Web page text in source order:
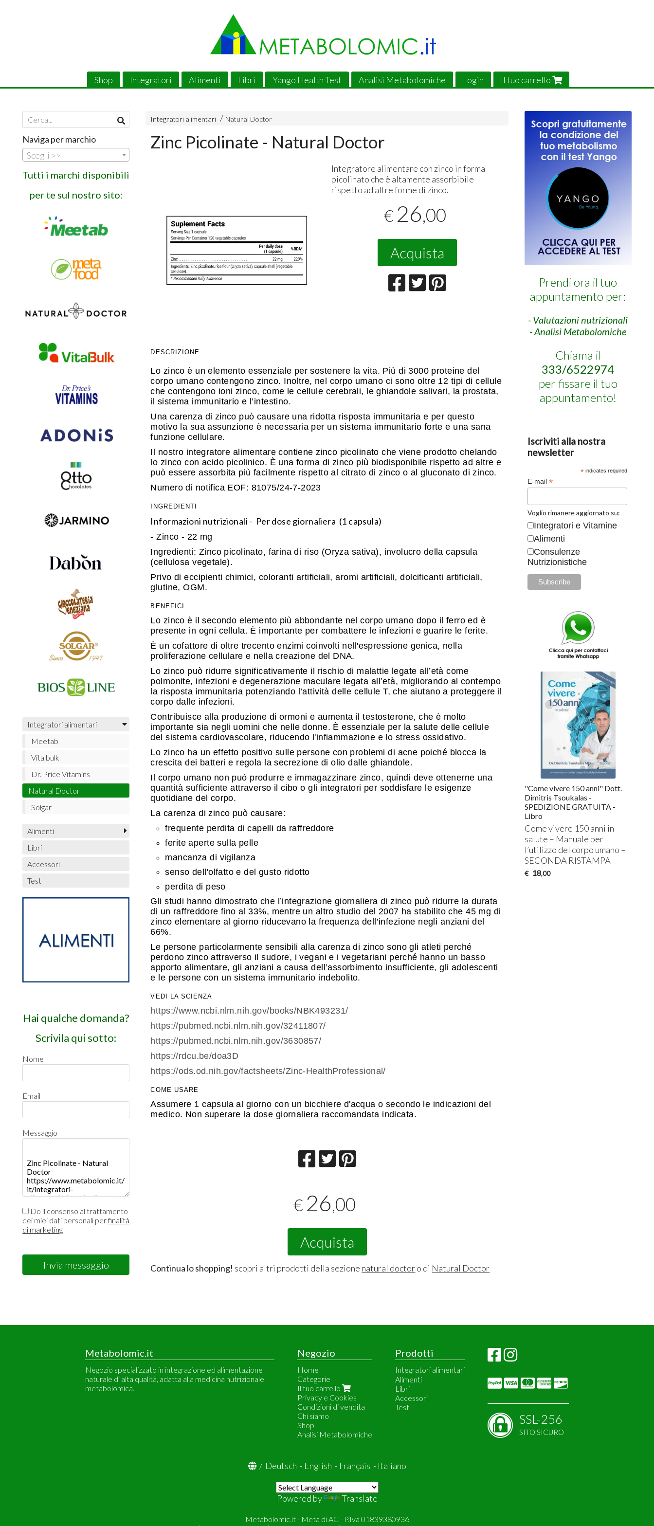
Shop Integratori Alimenti Libri Yango Health Test Analisi Metabolomiche Login Il tuo carrello
Integratori alimentari Natural Doctor
Zinc Picolinate - Natural Doctor
Integratore alimentare con zinco in forma
picolinato che è altamente assorbibile
rispetto ad altre forme di zinco.
€ 26,00
Acquista
DESCRIZIONE
Lo zinco è un elemento essenziale per sostenere la vita. Più di 3000 proteine ​​del
corpo umano contengono zinco. Inoltre, nel corpo umano ci sono oltre 12 tipi di cellule
che contengono ioni zinco, come le cellule cerebrali, le ghiandole salivari, la prostata,
il sistema immunitario e l’intestino.
Una carenza di zinco può causare una ridotta risposta immunitaria e per questo
motivo la sua assunzione è necessaria per un sistema immunitario forte e una sana
funzione cellulare.
Il nostro integratore alimentare contiene zinco picolinato che viene prodotto chelando
lo zinco con acido picolinico. È una forma di zinco più biodisponibile rispetto ad altre e
può essere assorbita più facilmente rispetto al citrato di zinco o al gluconato di zinco.
Numero di notifica EOF: 81075/24-7-2023
INGREDIENTI
Informazioni nutrizionali - Per dose giornaliera (1 capsula)
- Zinco - 22 mg
Ingredienti: Zinco picolinato, farina di riso (Oryza sativa), involucro della capsula
(cellulosa vegetale).
Privo di eccipienti chimici, coloranti artificiali, aromi artificiali, dolcificanti artificiali,
glutine, OGM.
BENEFICI
Lo zinco è il secondo elemento più abbondante nel corpo umano dopo il ferro ed è
presente in ogni cellula. È importante per combattere le infezioni e guarire le ferite.
È un cofattore di oltre trecento enzimi coinvolti nell'espressione genica, nella
proliferazione cellulare e nella creazione del DNA.
Lo zinco può ridurre significativamente il rischio di malattie legate all’età come
polmonite, infezioni e degenerazione maculare legata all’età, migliorando al contempo
la risposta immunitaria potenziando l’attività delle cellule T, che aiutano a proteggere il
corpo dalle infezioni.
Contribuisce alla produzione di ormoni e aumenta il testosterone, che è molto
importante sia negli uomini che nelle donne. È essenziale per la salute delle cellule
del sistema cardiovascolare, riducendo l'infiammazione e lo stress ossidativo.
Lo zinco ha un effetto positivo sulle persone con problemi di acne poiché blocca la
crescita dei batteri e regola la secrezione di olio dalle ghiandole.
Il corpo umano non può produrre e immagazzinare zinco, quindi deve ottenerne una
quantità sufficiente attraverso il cibo o gli integratori per soddisfare le esigenze
quotidiane del corpo.
La carenza di zinco può causare:
frequente perdita di capelli da raffreddore
ferite aperte sulla pelle
mancanza di vigilanza
senso dell'olfatto e del gusto ridotto
perdita di peso
Gli studi hanno dimostrato che l’integrazione giornaliera di zinco può ridurre la durata
di un raffreddore fino al 33%, mentre un altro studio del 2007 ha stabilito che 45 mg di
zinco elementare al giorno riducevano la frequenza dell’infezione negli anziani del
66%.
Le persone particolarmente sensibili alla carenza di zinco sono gli atleti perché
perdono zinco attraverso il sudore, i vegani e i vegetariani perché hanno un basso
apporto alimentare, gli anziani a causa dell’assorbimento insufficiente, gli adolescenti
e le persone con un sistema immunitario indebolito.
VEDI LA SCIENZA
https://www.ncbi.nlm.nih.gov/books/NBK493231/
https://pubmed.ncbi.nlm.nih.gov/32411807/
https://pubmed.ncbi.nlm.nih.gov/3630857/
https://rdcu.be/doa3D
https://ods.od.nih.gov/factsheets/Zinc-HealthProfessional/
COME USARE
Assumere 1 capsula al giorno con un bicchiere d'acqua o secondo le indicazioni del
medico. Non superare la dose giornaliera raccomandata indicata.
€ 26,00
Acquista
Continua lo shopping! scopri altri prodotti della sezione natural doctoro di Natural Doctor
Naviga per marchio
Scegli >>
Tutti i marchi disponibili
per te sul nostro sito:
Integratori alimentari
Meetab
Vitalbulk
Dr. Price Vitamins
Natural Doctor
Solgar
Alimenti
Libri
Accessori
Test
Hai qualche domanda?
Scrivila qui sotto:
Nome
Email
Messaggio
Do il consenso al trattamento
dei miei dati personali perfinalità
di marketing
Invia messaggio
Prendi ora il tuo
appuntamento per:
- Valutazioni nutrizionali
- Analisi Metabolomiche
Chiama il
333/6522974
per fissare il tuo
appuntamento!
Iscriviti alla nostra
newsletter
* indicates required
E-mail*
Voglio rimanere aggiornato su:
Integratori e Vitamine
Alimenti
Consulenze
Nutrizionistiche
"Come vivere 150 anni" Dott.
Dimitris Tsoukalas -
SPEDIZIONE GRATUITA -
Libro
Come vivere 150 anni in
salute – Manuale per
l’utilizzo del corpo umano –
SECONDA RISTAMPA
€ 18,00
Metabolomic.it
Negozio specializzato in integrazione ed alimentazione
naturale di alta qualità, adatta alla medicina nutrizionale
metabolomica.
Negozio
Home
Categorie
Il tuo carrello
Privacy e Cookies
Condizioni di vendita
Chi siamo
Shop
Analisi Metabolomiche
Prodotti
Integratori alimentari
Meetab
Vitalbulk
Dr. Price Vitamins
Natural Doctor
Alimenti
Libri
Accessori
Test
SSL-256
SITO SICURO
/ Deutsch - English - Français - Italiano
Powered by Translate
Metabolomic.it - Meta di AC - P.Iva 01839380936